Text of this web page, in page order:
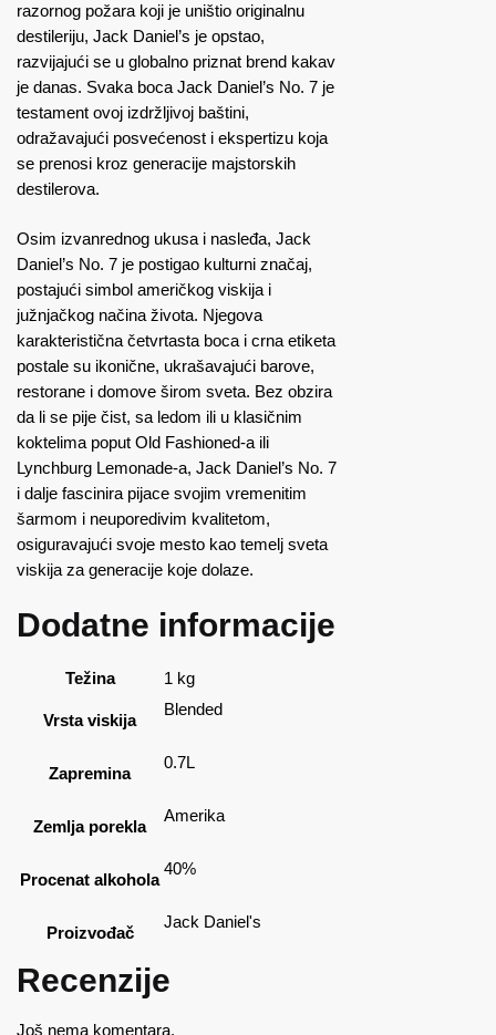
razornog požara koji je uništio originalnu
destileriju, Jack Daniel’s je opstao,
razvijajući se u globalno priznat brend kakav
je danas. Svaka boca Jack Daniel’s No. 7 je
testament ovoj izdržljivoj baštini,
odražavajući posvećenost i ekspertizu koja
se prenosi kroz generacije majstorskih
destilerova.
Osim izvanrednog ukusa i nasleđa, Jack
Daniel’s No. 7 je postigao kulturni značaj,
postajući simbol američkog viskija i
južnjačkog načina života. Njegova
karakteristična četvrtasta boca i crna etiketa
postale su ikonične, ukrašavajući barove,
restorane i domove širom sveta. Bez obzira
da li se pije čist, sa ledom ili u klasičnim
koktelima poput Old Fashioned-a ili
Lynchburg Lemonade-a, Jack Daniel’s No. 7
i dalje fascinira pijace svojim vremenitim
šarmom i neuporedivim kvalitetom,
osiguravajući svoje mesto kao temelj sveta
viskija za generacije koje dolaze.
Dodatne informacije
Težina 1 kg
Vrsta viskija
Blended
Zapremina
0.7L
Zemlja porekla
Amerika
Procenat alkohola
40%
Proizvođač
Jack Daniel's
Recenzije
Još nema komentara.